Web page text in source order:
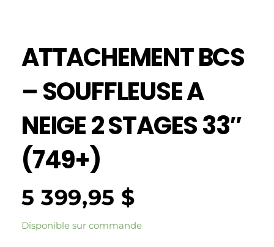
ATTACHEMENT BCS
– SOUFFLEUSE A
NEIGE 2 STAGES 33″
(749+)
5 399,95 $
Disponible sur commande